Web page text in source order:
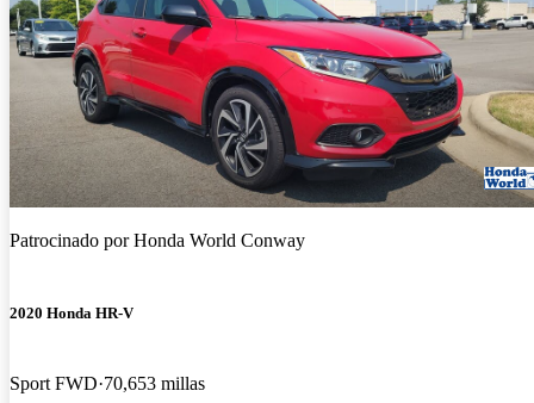
Patrocinado porHonda World Conway
2020 Honda HR-V
Sport FWD 70,653 millas